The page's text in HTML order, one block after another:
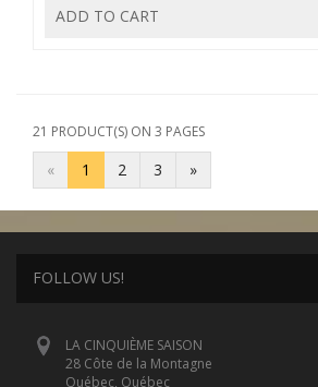
ADD TO CART
21 PRODUCT(S) ON 3 PAGES
« 1 2 3 »
FOLLOW US!
LA CINQUIÈME SAISON
28 Côte de la Montagne
Québec, Québec